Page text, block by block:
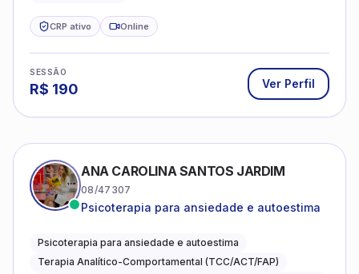
CRP ativo Online
SESSÃO
R$ 190 Ver Perfil
ANA CAROLINA SANTOS JARDIM
08/47307
Psicoterapia para ansiedade e autoestima
Psicoterapia para ansiedade e autoestima
Terapia Analítico-Comportamental (TCC/ACT/FAP)